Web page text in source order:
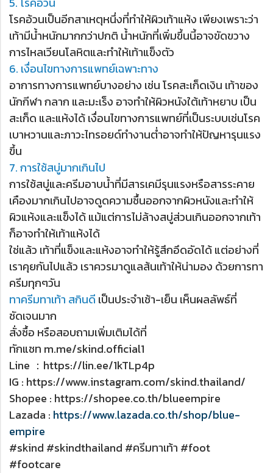
โรคอ้วนเป็นอีกสาเหตุหนึ่งที่ทำให้ผิวเท้าแห้ง เพียงเพราะว่า
เท้ามีน้ำหนักมากกว่าปกติ น้ำหนักที่เพิ่มขึ้นนี้อาจขัดขวาง
การไหลเวียนโลหิตและทำให้เท้าแข็งตัว
6. เงื่อนไขทางการแพทย์เฉพาะทาง
อาการทางการแพทย์บางอย่าง เช่น โรคสะเก็ดเงิน เท้าของ
นักกีฬา กลาก และมะเร็ง อาจทำให้ผิวหนังใต้เท้าหยาบ เป็น
สะเก็ด และแห้งได้ เงื่อนไขทางการแพทย์ที่เป็นระบบเช่นโรค
เบาหวานและภาวะไทรอยด์ทำงานต่ำอาจทำให้ปัญหารุนแรง
ขึ้น
7. การใช้สบู่มากเกินไป
การใช้สบู่และครีมอาบน้ำที่มีสารเคมีรุนแรงหรือสารระคาย
เคืองมากเกินไปอาจดูดความชื้นออกจากผิวหนังและทำให้
ผิวแห้งและแข็งได้ แม้แต่การไม่ล้างสบู่ส่วนเกินออกจากเท้า
ก็อาจทำให้เท้าแห้งได้
ใช่แล้ว เท้าที่แข็งและแห้งอาจทำให้รู้สึกอึดอัดได้ แต่อย่างที่
เราคุยกันไปแล้ว เราควรมาดูแลส้นเท้าให้น่ามอง ด้วยการทา
ครีมทุกๆวัน
ทาครีมทาเท้า สกินดี เป็นประจำเช้า-เย็น เห็นผลลัพธ์ที่
ชัดเจนมาก
สั่งซื้อ หรือสอบถามเพิ่มเติมได้ที่
ทักแชท m.me/skind.official1
Line ：https://lin.ee/1kTLp4p
IG : https://www.instagram.com/skind.thailand/
Shopee : https://shopee.co.th/blueempire
Lazada : https://www.lazada.co.th/shop/blue-
empire
#skind #skindthailand #ครีมทาเท้า #foot
#footcare